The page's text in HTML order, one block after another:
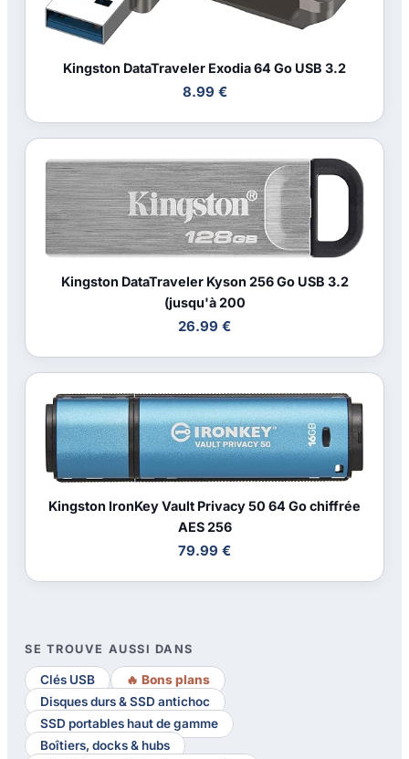
Kingston DataTraveler Exodia 64 Go USB 3.2
8.99 €
Kingston DataTraveler Kyson 256 Go USB 3.2
(jusqu'à 200
26.99 €
Kingston IronKey Vault Privacy 50 64 Go chiffrée
AES 256
79.99 €
SE TROUVE AUSSI DANS
Clés USB
🔥 Bons plans
Disques durs & SSD antichoc
SSD portables haut de gamme
Boîtiers, docks & hubs